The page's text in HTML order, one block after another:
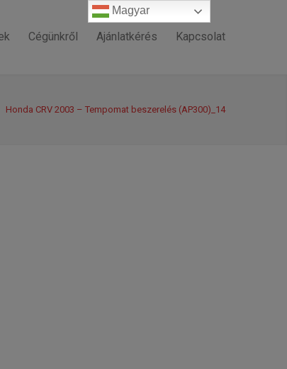
Cégünkről Ajánlatkérés Kapcsolat
Honda CRV 2003 – Tempomat beszerelés (AP300)_14
Magyar